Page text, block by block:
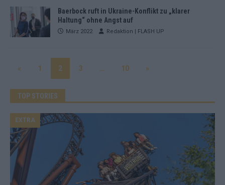
Baerbock ruft in Ukraine-Konflikt zu „klarer
Haltung“ ohne Angst auf
März 2022 Redaktion | FLASH UP
« 1 2 3 10 »
TOP STORIES
EXTRA